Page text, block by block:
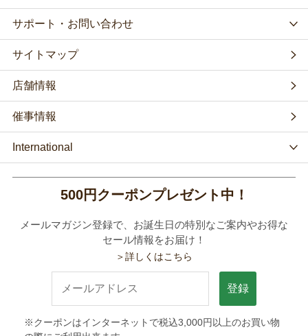
サポート・お問い合わせ
サイトマップ
店舗情報
催事情報
International
500円クーポンプレゼント中！
メールマガジン登録で、お誕生日の特別なご案内やお得な
セール情報をお届け！
＞詳しくはこちら
登録
※クーポンはインターネットで税込3,000円以上のお買い物